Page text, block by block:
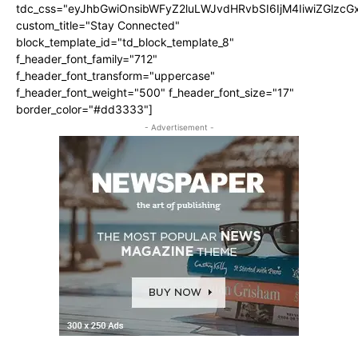
custom_title="Stay Connected"
block_template_id="td_block_template_8"
f_header_font_family="712"
f_header_font_transform="uppercase"
f_header_font_weight="500" f_header_font_size="17"
border_color="#dd3333"]
- Advertisement -